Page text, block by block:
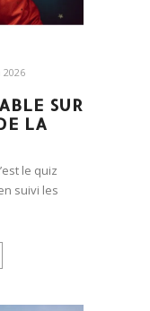
SUR
LA
le quiz
suivi les